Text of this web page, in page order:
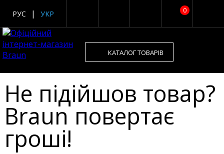
0
РУС УКР
КАТАЛОГ ТОВАРІВ
Не підійшов товар?
Braun повертає
гроші!